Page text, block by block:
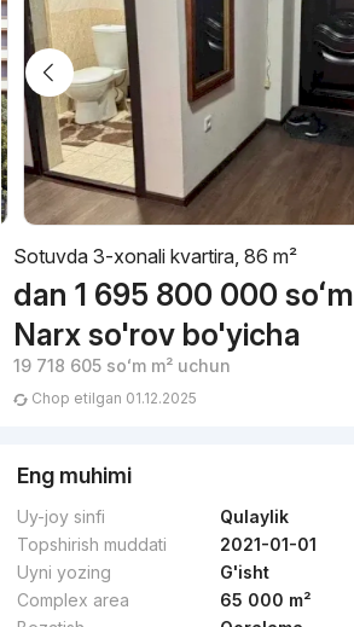
Sotuvda 3-xonali kvartira, 86 m²
dan 1 695 800 000 soʻm
Narx so'rov bo'yicha
19 718 605 soʻmm² uchun
Chop etilgan 01.12.2025
Eng muhimi
Uy-joy sinfi
Qulaylik
Topshirish muddati
2021-01-01
Uyni yozing
G'isht
Complex area
65 000 m²